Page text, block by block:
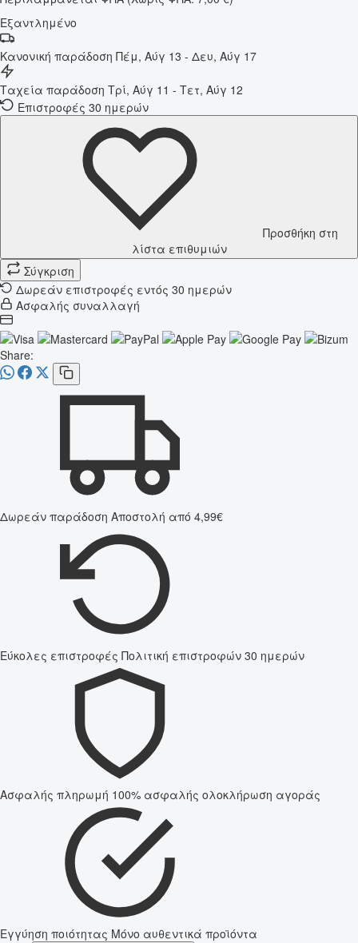
Εξαντλημένο
Κανονική παράδοση Πέμ, Αύγ 13 - Δευ, Αύγ 17
Ταχεία παράδοση Τρί, Αύγ 11 - Τετ, Αύγ 12
Επιστροφές 30 ημερών
Προσθήκη στη
λίστα επιθυμιών
Σύγκριση
Δωρεάν επιστροφές εντός 30 ημερών
Ασφαλής συναλλαγή
Share:
Δωρεάν παράδοση Αποστολή από 4,99€
Εύκολες επιστροφές Πολιτική επιστροφών 30 ημερών
Ασφαλής πληρωμή 100% ασφαλής ολοκλήρωση αγοράς
Εγγύηση ποιότητας Μόνο αυθεντικά προϊόντα